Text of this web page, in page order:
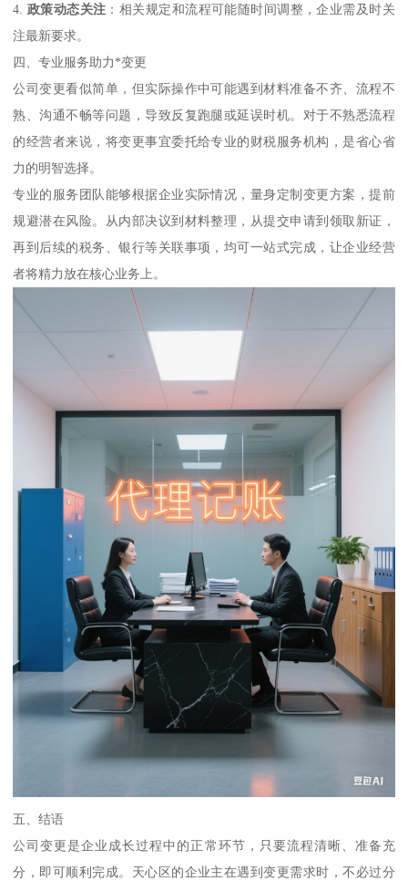
4. 政策动态关注 ：相关规定和流程可能随时间调整，企业需及时关
注最新要求。
四、专业服务助力*变更
公司变更看似简单，但实际操作中可能遇到材料准备不齐、流程不
熟、沟通不畅等问题，导致反复跑腿或延误时机。对于不熟悉流程
的经营者来说，将变更事宜委托给专业的财税服务机构，是省心省
力的明智选择。
专业的服务团队能够根据企业实际情况，量身定制变更方案，提前
规避潜在风险。从内部决议到材料整理，从提交申请到领取新证，
再到后续的税务、银行等关联事项，均可一站式完成，让企业经营
者将精力放在核心业务上。
五、结语
公司变更是企业成长过程中的正常环节，只要流程清晰、准备充
分，即可顺利完成。天心区的企业主在遇到变更需求时，不必过分